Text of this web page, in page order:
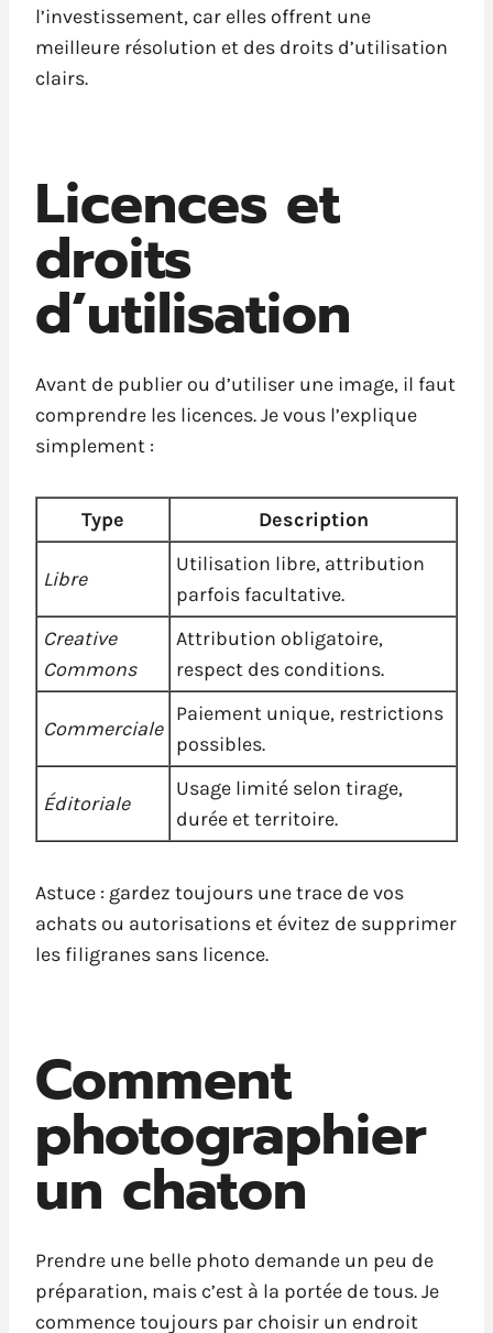
l’investissement, car elles offrent une
meilleure résolution et des droits d’utilisation
clairs.
Licences et
droits
d’utilisation
Avant de publier ou d’utiliser une image, il faut
comprendre les licences. Je vous l’explique
simplement :
Type Description
Libre
Utilisation libre, attribution
parfois facultative.
Creative
Commons
Attribution obligatoire,
respect des conditions.
Commerciale
Paiement unique, restrictions
possibles.
Éditoriale
Usage limité selon tirage,
durée et territoire.
Astuce : gardez toujours une trace de vos
achats ou autorisations et évitez de supprimer
les filigranes sans licence.
Comment
photographier
un chaton
Prendre une belle photo demande un peu de
préparation, mais c’est à la portée de tous. Je
commence toujours par choisir un endroit